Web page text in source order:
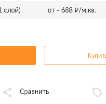
слой) от - 688 ₽/м.кв.
Сравнить